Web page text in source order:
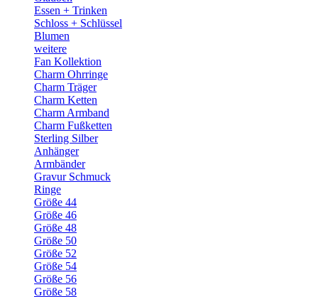
Essen + Trinken
Schloss + Schlüssel
Blumen
weitere
Fan Kollektion
Charm Ohrringe
Charm Träger
Charm Ketten
Charm Armband
Charm Fußketten
Sterling Silber
Anhänger
Armbänder
Gravur Schmuck
Ringe
Größe 44
Größe 46
Größe 48
Größe 50
Größe 52
Größe 54
Größe 56
Größe 58